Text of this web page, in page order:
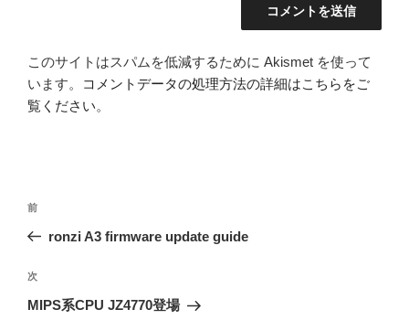
このサイトはスパムを低減するために Akismet を使って
います。
コメントデータの処理方法の詳細はこちらをご
覧ください。
投
ビ
ゲ
前
の
稿
前
ronzi A3 firmware update guide
次
の
次
MIPS系CPU JZ4770登場